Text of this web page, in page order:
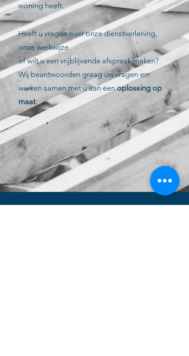
woning heeft.
Heeft u vragen over onze dienstverlening,
onze werkwijze
of wilt u een vrijblijvende afspraak maken?
Wij beantwoorden graag uw vragen en
werken samen met u aan eenoplossing op
maat.